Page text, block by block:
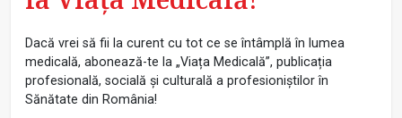
Dacă vrei să fii la curent cu tot ce se întâmplă în lumea
medicală, abonează-te la „Viața Medicală”, publicația
profesională, socială și culturală a profesioniștilor în
Sănătate din România!